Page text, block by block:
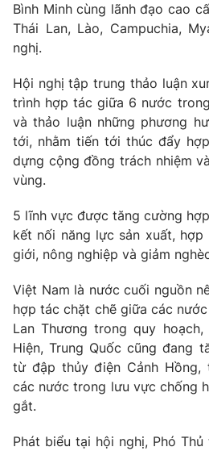
Góc doanh nghiệp
Truyền hình
Phim VTV
Hậu trường
Nhân vật
Khán giả
Giải sao mai
Giải trí
Điện ảnh
Âm nhạc
Sao
Đời sống
Du lịch
Làm đẹp
Giáo dục
Tuyển sinh
Học trực tuyến
Hitech Công nghệ tương lai
Sản phẩm
Thị trường
Tư vấn
Giao lưu trực tuyến
Lịch phát sóng
Chuyên mục khác
Emagazine
Bình Minh cùng lãnh đạo cao
Thái Lan, Lào, Campuchia,
nghị.
Hội nghị tập trung thảo luận
trình hợp tác giữa 6 nước
và thảo luận những phương
tới, nhằm tiến tới thúc đẩy
dựng cộng đồng trách nhiệm
vùng.
5 lĩnh vực được tăng cường
kết nối năng lực sản xuất,
giới, nông nghiệp và giảm
Việt Nam là nước cuối nguồn
hợp tác chặt chẽ giữa các
Lan Thương trong quy
Hiện, Trung Quốc cũng đang
từ đập thủy điện Cảnh Hồng,
các nước trong lưu vực chống
gắt.
Phát biểu tại hội nghị, Phó